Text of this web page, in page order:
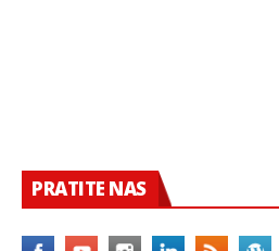
PRATITE NAS